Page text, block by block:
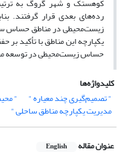
رده‌های بعدی قرار گرفتند.
زیست‌محیطی در مناطق حساس
یکپارچه این مناطق با تأکید بر
حساس زیست‌محیطی در توسعه
کلیدواژه‌ها
" تصمیم‌گیری چند معیاره "
"
مدیریت یکپارچه مناطق ساحلی "
عنوان مقاله English